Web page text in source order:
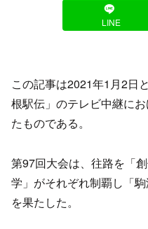
LINE
この記事は2021年1月2日
根駅伝」のテレビ中継に
たものである。
第97回大会は、往路を「
学」がそれぞれ制覇し「
を果たした。